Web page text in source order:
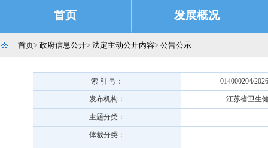
首页 发展概况
首页> 政府信息公开> 法定主动公开内容> 公告公示
索 引 号： 014000204/
发布机构： 江苏省卫生
主题分类：
体裁分类：